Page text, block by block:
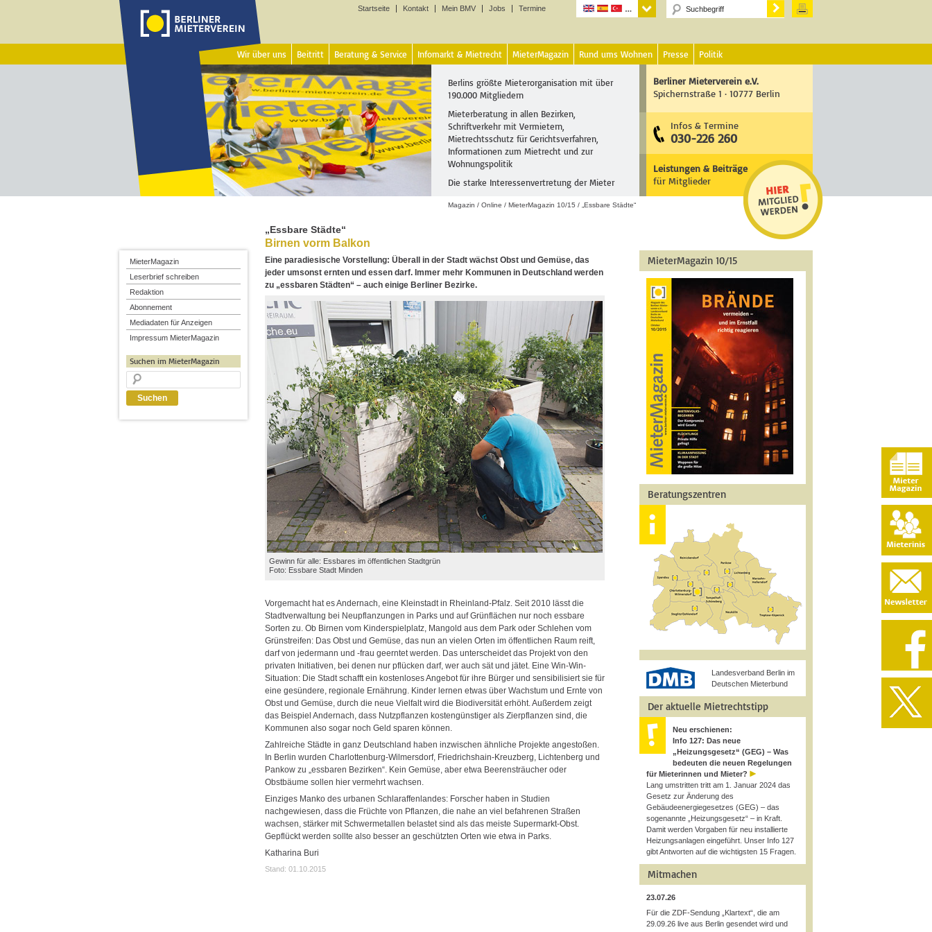
Startseite Kontakt Mein BMV Jobs Termine
Wir über uns Beitritt Beratung & Service Infomarkt & Mietrecht MieterMagazin Rund ums Wohnen Presse Politik
Berlins größte Mieterorganisation mit über
190.000 Mitgliedern
Mieterberatung in allen Bezirken,
Schriftverkehr mit Vermietern,
Mietrechtsschutz für Gerichtsverfahren,
Informationen zum Mietrecht und zur
Wohnungspolitik
Die starke Interessenvertretung der Mieter
Berliner Mieterverein e.V.
Spichernstraße 1 · 10777 Berlin
Infos & Termine
030-226 260
Leistungen & Beiträge
für Mitglieder
Magazin / Online / MieterMagazin 10/15 / „Essbare Städte“
„Essbare Städte“
Birnen vorm Balkon
Eine paradiesische Vorstellung: Überall in der Stadt wächst Obst und Gemüse, das
jeder umsonst ernten und essen darf. Immer mehr Kommunen in Deutschland werden
zu „essbaren Städten“ – auch einige Berliner Bezirke.
Gewinn für alle: Essbares im öffentlichen Stadtgrün
Foto: Essbare Stadt Minden
Vorgemacht hat es Andernach, eine Kleinstadt in Rheinland-Pfalz. Seit 2010 lässt die
Stadtverwaltung bei Neupflanzungen in Parks und auf Grünflächen nur noch essbare
Sorten zu. Ob Birnen vom Kinderspielplatz, Mangold aus dem Park oder Schlehen vom
Grünstreifen: Das Obst und Gemüse, das nun an vielen Orten im öffentlichen Raum reift,
darf von jedermann und -frau geerntet werden. Das unterscheidet das Projekt von den
privaten Initiativen, bei denen nur pflücken darf, wer auch sät und jätet. Eine Win-Win-
Situation: Die Stadt schafft ein kostenloses Angebot für ihre Bürger und sensibilisiert sie für
eine gesündere, regionale Ernährung. Kinder lernen etwas über Wachstum und Ernte von
Obst und Gemüse, durch die neue Vielfalt wird die Biodiversität erhöht. Außerdem zeigt
das Beispiel Andernach, dass Nutzpflanzen kostengünstiger als Zierpflanzen sind, die
Kommunen also sogar noch Geld sparen können.
Zahlreiche Städte in ganz Deutschland haben inzwischen ähnliche Projekte angestoßen.
In Berlin wurden Charlottenburg-Wilmersdorf, Friedrichshain-Kreuzberg, Lichtenberg und
Pankow zu „essbaren Bezirken“. Kein Gemüse, aber etwa Beerensträucher oder
Obstbäume sollen hier vermehrt wachsen.
Einziges Manko des urbanen Schlaraffenlandes: Forscher haben in Studien
nachgewiesen, dass die Früchte von Pflanzen, die nahe an viel befahrenen Straßen
wachsen, stärker mit Schwermetallen belastet sind als das meiste Supermarkt-Obst.
Gepflückt werden sollte also besser an geschützten Orten wie etwa in Parks.
Katharina Buri
Stand: 01.10.2015
MieterMagazin 10/15
Beratungszentren
Landesverband Berlin im
Deutschen Mieterbund
Der aktuelle Mietrechtstipp
Neu erschienen:
Info 127: Das neue
„Heizungsgesetz“ (GEG) – Was
bedeuten die neuen Regelungen
für Mieterinnen und Mieter?
Lang umstritten tritt am 1. Januar 2024 das
Gesetz zur Änderung des
Gebäudeenergiegesetzes (GEG) – das
sogenannte „Heizungsgesetz“ – in Kraft.
Damit werden Vorgaben für neu installierte
Heizungsanlagen eingeführt. Unser Info 127
gibt Antworten auf die wichtigsten 15 Fragen.
Mitmachen
23.07.26
Für die ZDF-Sendung „Klartext“, die am
29.09.26 live aus Berlin gesendet wird und
MieterMagazin
Leserbrief schreiben
Redaktion
Abonnement
Mediadaten für Anzeigen
Impressum MieterMagazin
Suchen im MieterMagazin